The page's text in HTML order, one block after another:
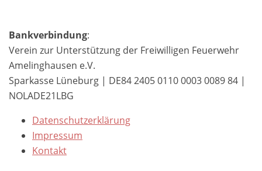
Bankverbindung:
Verein zur Unterstützung der Freiwilligen Feuerwehr
Amelinghausen e.V.
Sparkasse Lüneburg | DE84 2405 0110 0003 0089 84 |
NOLADE21LBG
Datenschutzerklärung
Impressum
Kontakt